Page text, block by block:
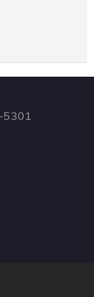
5301